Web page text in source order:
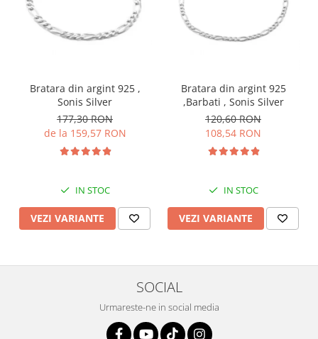
Bratara din argint 925 ,
Sonis Silver
177,30 RON
de la 159,57 RON
IN STOC
VEZI VARIANTE
Bratara din argint 925
,Barbati , Sonis Silver
120,60 RON
108,54 RON
IN STOC
VEZI VARIANTE
SOCIAL
Urmareste-ne in social media